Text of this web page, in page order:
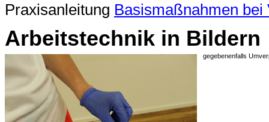
Praxisanleitung Basismaßnahmen bei
Arbeitstechnik in Bildern
gegebenenfalls